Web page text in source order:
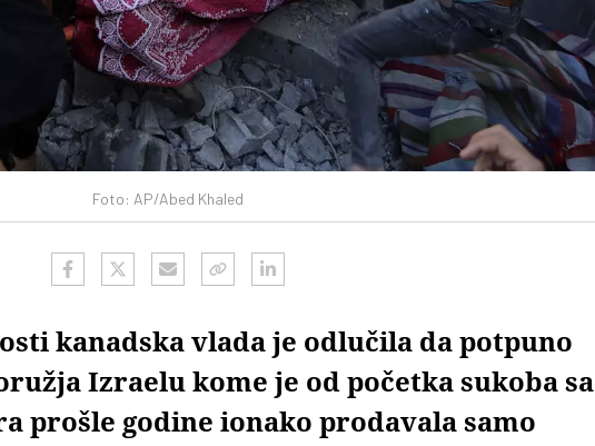
Foto: AP/Abed Khaled
kanadska vlada je odlučila da potpuno
Izraelu kome je od početka sukoba sa
prošle godine ionako prodavala samo